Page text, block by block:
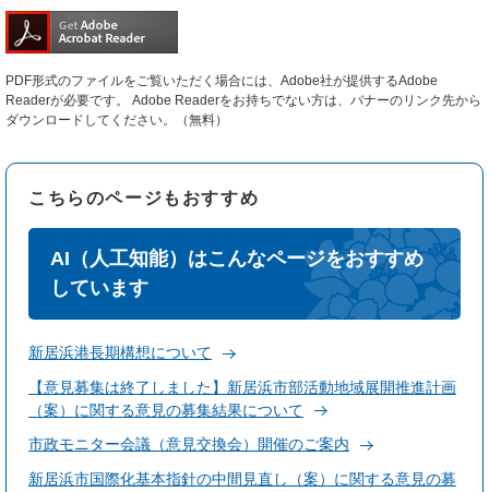
PDF形式のファイルをご覧いただく場合には、Adobe社が提供するAdobe
Readerが必要です。
Adobe Readerをお持ちでない方は、バナーのリンク先から
ダウンロードしてください。（無料）
こちらのページもおすすめ
AI（人工知能）はこんなページをおすすめ
しています
新居浜港長期構想について
【意見募集は終了しました】新居浜市部活動地域展開推進計画
（案）に関する意見の募集結果について
市政モニター会議（意見交換会）開催のご案内
新居浜市国際化基本指針の中間見直し（案）に関する意見の募